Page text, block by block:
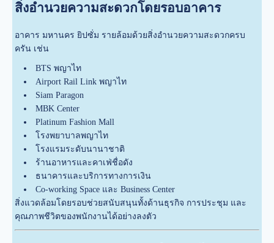
สิ่งอำนวยความสะดวกโดยรอบอาคาร
อาคาร มหานคร ยิปซั่ม รายล้อมด้วยสิ่งอำนวยความสะดวกครบ
ครัน เช่น
BTS พญาไท
Airport Rail Link พญาไท
Siam Paragon
MBK Center
Platinum Fashion Mall
โรงพยาบาลพญาไท
โรงแรมระดับนานาชาติ
ร้านอาหารและคาเฟ่ชื่อดัง
ธนาคารและบริการทางการเงิน
Co-working Space และ Business Center
สิ่งแวดล้อมโดยรอบช่วยสนับสนุนทั้งด้านธุรกิจ การประชุม และ
คุณภาพชีวิตของพนักงานได้อย่างลงตัว